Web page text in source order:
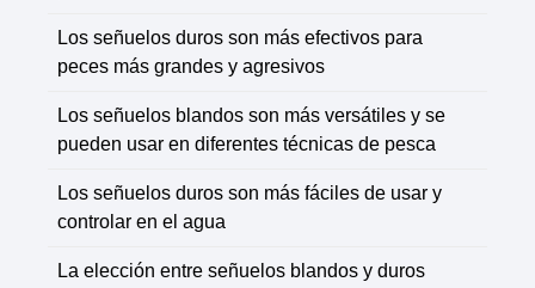
Los señuelos duros son más efectivos para
peces más grandes y agresivos
Los señuelos blandos son más versátiles y se
pueden usar en diferentes técnicas de pesca
Los señuelos duros son más fáciles de usar y
controlar en el agua
La elección entre señuelos blandos y duros